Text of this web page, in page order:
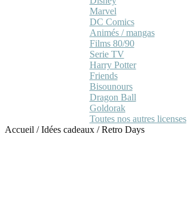
Marvel
DC Comics
Animés / mangas
Films 80/90
Serie TV
Harry Potter
Friends
Bisounours
Dragon Ball
Goldorak
Toutes nos autres licenses
Accueil /Idées cadeaux /Retro Days